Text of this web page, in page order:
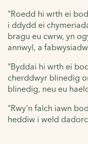
"Roedd hi wrth ei
i ddydd ei
bragu eu cwrw, yn
annwyl, a
"Byddai hi wrth ei
cherddwyr blinedig
blinedig, neu eu
"Rwy'n falch iawn
heddiw i weld